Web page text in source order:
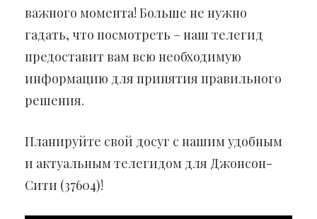
важного момента! Больше не нужно
гадать, что посмотреть – наш телегид
предоставит вам всю необходимую
информацию для принятия правильного
решения.
Планируйте свой досуг с нашим удобным
и актуальным телегидом для Джонсон-
Сити (37604)!